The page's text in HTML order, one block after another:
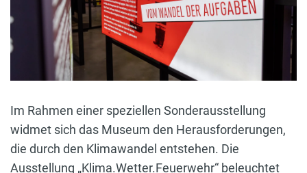
Im Rahmen einer speziellen Sonderausstellung
widmet sich das Museum den Herausforderungen,
die durch den Klimawandel entstehen. Die
Ausstellung „Klima.Wetter.Feuerwehr“ beleuchtet